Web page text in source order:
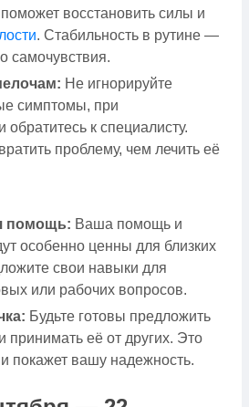
восстановить силы и
. Стабильность в рутине —
самочувствия.
Не игнорируйте
симптомы, при
обратитесь к специалисту.
проблему, чем лечить её
помощь: Ваша помощь и
особенно ценны для близких
свои навыки для
или рабочих вопросов.
Будьте готовы предложить
её от других. Это
покажет вашу надежность.